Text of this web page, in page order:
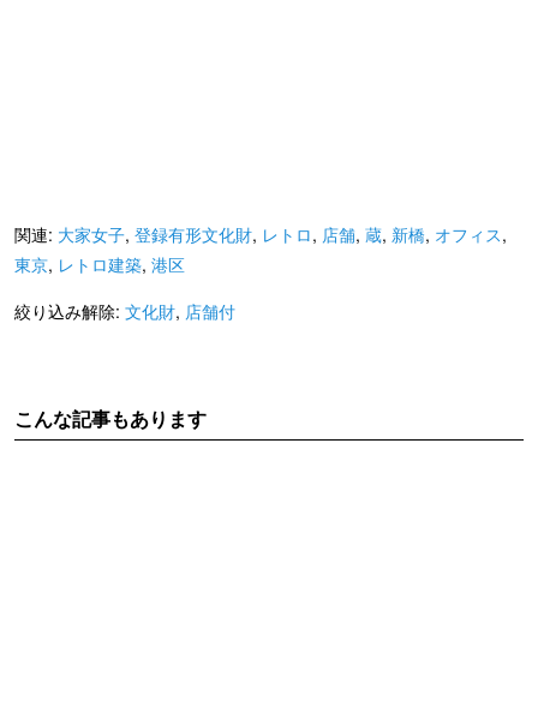
関連: 大家女子, 登録有形文化財, レトロ, 店舗, 蔵, 新橋, オフィス,
東京, レトロ建築, 港区
絞り込み解除: 文化財, 店舗付
こんな記事もあります